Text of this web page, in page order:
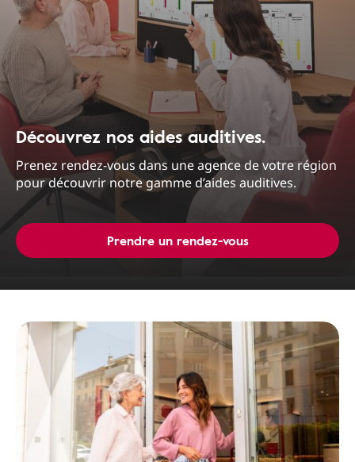
Découvrez nos aides auditives.
Prenez rendez-vous dans une agence de votre région
pour découvrir notre gamme d’aides auditives.
Prendre un rendez-vous